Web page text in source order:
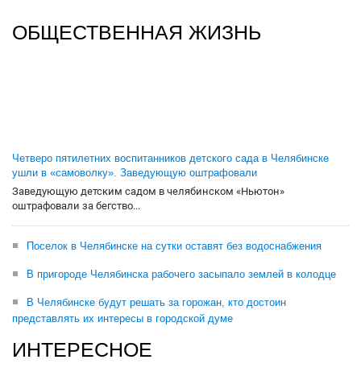
ОБЩЕСТВЕННАЯ ЖИЗНЬ
Четверо пятилетних воспитанников детского сада в Челябинске
ушли в «самоволку». Заведующую оштрафовали
Заведующую детским садом в челябинском «Ньютон»
оштрафовали за бегство...
Поселок в Челябинске на сутки оставят без водоснабжения
В пригороде Челябинска рабочего засыпало землей в колодце
В Челябинске будут решать за горожан, кто достоин
представлять их интересы в городской думе
ИНТЕРЕСНОЕ